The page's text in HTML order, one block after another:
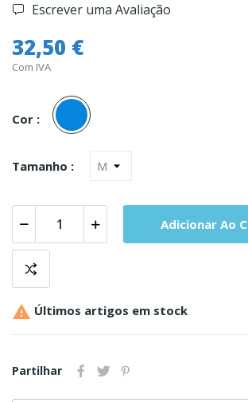
Escrever uma Avaliação
32,50 €
Com IVA
Cor :
Azul
Tamanho :
Adicionar Ao
 Últimos artigos em stock
Partilhar